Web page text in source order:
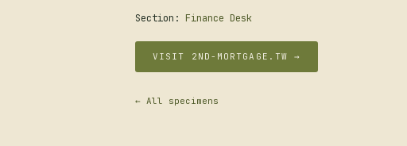
Section: Finance Desk
VISIT 2ND-MORTGAGE.TW →
← All specimens